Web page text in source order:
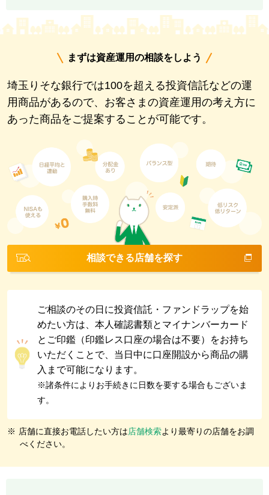
まずは資産運用の相談をしよう
埼玉りそな銀行では100を超える投資信託などの運
用商品があるので、 お客さまの資産運用の考え方に
あった商品をご提案することが可能です。
相談できる店舗を探す
ご相談のその日に投資信託・ファンドラップを始
めたい方は、本人確認書類とマイナンバーカード
とご印鑑（印鑑レス口座の場合は不要）をお持ち
いただくことで、当日中に口座開設から商品の購
入まで可能になります。
※諸条件によりお手続きに日数を要する場合もございま
す。
※ 店舗に直接お電話したい方は店舗検索より最寄りの店舗をお調
べください。